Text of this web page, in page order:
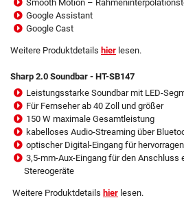
Smooth Motion –
Google Assistant
Google Cast
Weitere Produktdetails hier lesen.
Sharp 2.0 Soundbar - HT-SB147
Leistungsstarke Soundbar mit LED-
Für Fernseher ab 40 Zoll und größer
150 W maximale Gesamtleistung
kabelloses Audio-Streaming über
optischer Digital-Eingang für
3,5-mm-Aux-Eingang für den Anschluss
Stereogeräte
Weitere Produktdetails hier lesen.